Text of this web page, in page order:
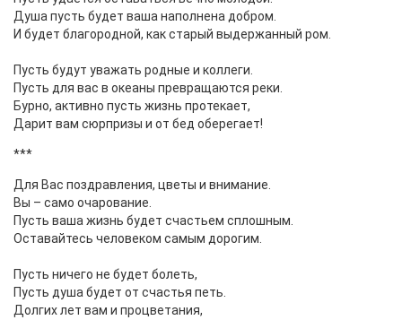
Душа пусть будет ваша наполнена добром.
И будет благородной, как старый выдержанный ром.
Пусть будут уважать родные и коллеги.
Пусть для вас в океаны превращаются реки.
Бурно, активно пусть жизнь протекает,
Дарит вам сюрпризы и от бед оберегает!
***
Для Вас поздравления, цветы и внимание.
Вы – само очарование.
Пусть ваша жизнь будет счастьем сплошным.
Оставайтесь человеком самым дорогим.
Пусть ничего не будет болеть,
Пусть душа будет от счастья петь.
Долгих лет вам и процветания,